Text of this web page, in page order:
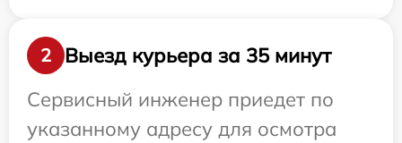
2
Выезд курьера за 35 минут
Сервисный инженер приедет по
указанному адресу для осмотра